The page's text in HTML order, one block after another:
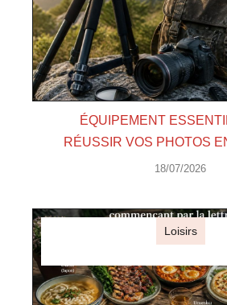
ÉQUIPEMENT
RÉUSSIR VOS PHOTOS
18/07/2026
Loisirs